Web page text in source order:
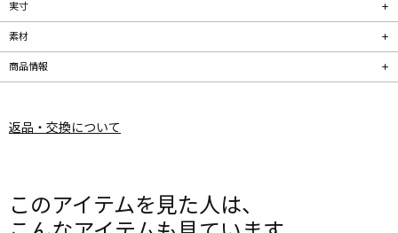
実寸
素材
商品情報
返品・交換について
このアイテムを見た人は、